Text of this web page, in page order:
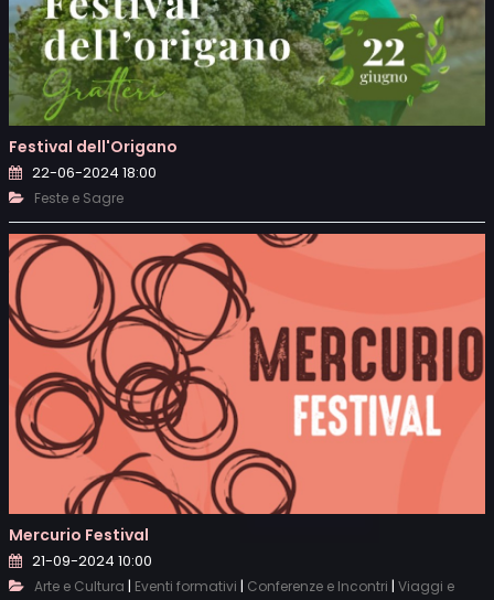
Festival dell'Origano
22-06-2024 18:00
Feste e Sagre
Mercurio Festival
21-09-2024 10:00
Arte e Cultura | Eventi formativi | Conferenze e Incontri | Viaggi e